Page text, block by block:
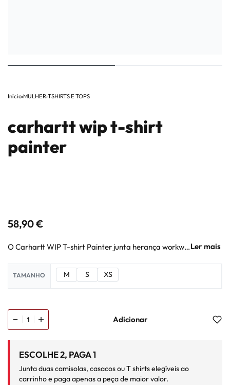
Início›MULHER›TSHIRTS E TOPS
carhartt wip t-shirt
painter
58,90€
O Carhartt WIP T-shirt Painter junta herança workwear, cortes urbanos e construção pensada para uso diário num produto pensado para a rotina real. T-shirt versátil para looks descontraídos, fácil de usar sozinha ou por baixo de uma camisa ou casaco. Encontra-o na Backdoor Shop e dá mais força ao teu look com uma escolha simples, atual e com personalidade.
TAMANHO M S XS
Adicionar
ESCOLHE 2, PAGA 1
Junta duas camisolas, casacos ou T shirts elegíveis ao
carrinho e paga apenas a peça de maior valor.